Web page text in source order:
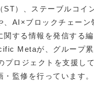
ST）、ステーブルコイ
、AI×ブロックチェーン
関する情報を発信する
Metaが、グループ
プロジェクトを支援し
監修を行っています。